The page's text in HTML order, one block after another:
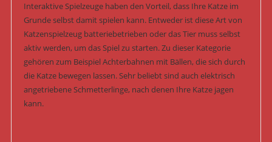
Interaktive Spielzeuge haben den Vorteil, dass Ihre Katze im
Grunde selbst damit spielen kann. Entweder ist diese Art von
Katzenspielzeug batteriebetrieben oder das Tier muss selbst
aktiv werden, um das Spiel zu starten. Zu dieser Kategorie
gehören zum Beispiel Achterbahnen mit Bällen, die sich durch
die Katze bewegen lassen. Sehr beliebt sind auch elektrisch
angetriebene Schmetterlinge, nach denen Ihre Katze jagen
kann.